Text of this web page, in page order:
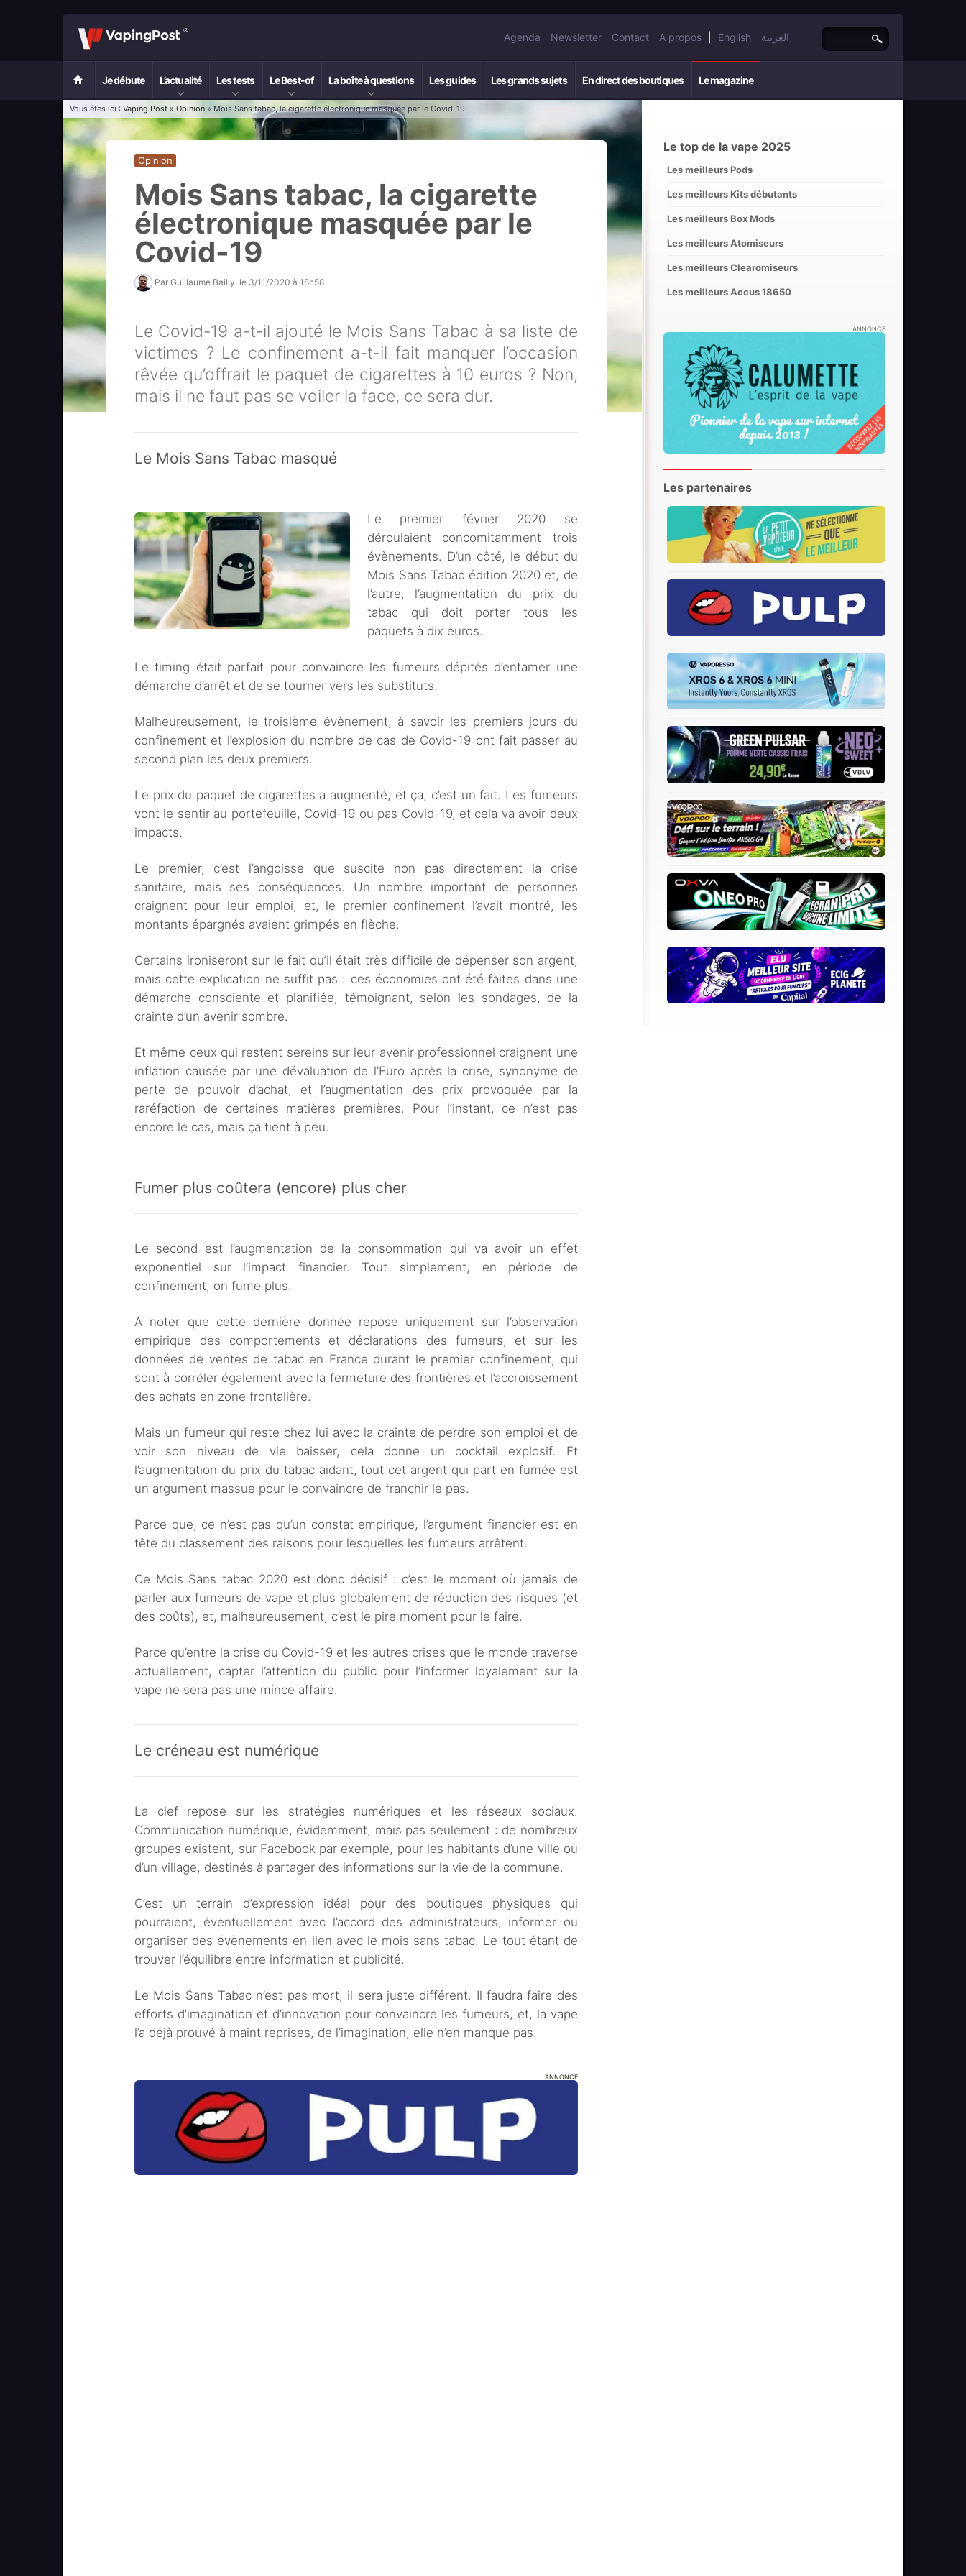
Agenda Newsletter Contact A propos English العربية
Je débute L’actualité Les tests Le Best-of La boîte à questions Les guides Les grands sujets En direct des boutiques Le magazine
Vous êtes ici : Vaping Post » Opinion » Mois Sans tabac, la cigarette électronique masquée par le Covid-19
Opinion
Mois Sans tabac, la cigarette
électronique masquée par le
Covid-19
Par Guillaume Bailly , le 3/11/2020 à 18h58
Le Covid-19 a-t-il ajouté le Mois Sans Tabac à sa liste de
victimes ? Le confinement a-t-il fait manquer l’occasion
rêvée qu’offrait le paquet de cigarettes à 10 euros ? Non,
mais il ne faut pas se voiler la face, ce sera dur.
Le Mois Sans Tabac masqué
Le premier février 2020 se
déroulaient concomitamment trois
évènements. D’un côté, le début du
Mois Sans Tabac édition 2020 et, de
l’autre, l’augmentation du prix du
tabac qui doit porter tous les
paquets à dix euros.
Le timing était parfait pour convaincre les fumeurs dépités d’entamer une
démarche d’arrêt et de se tourner vers les substituts.
Malheureusement, le troisième évènement, à savoir les premiers jours du
confinement et l’explosion du nombre de cas de Covid-19 ont fait passer au
second plan les deux premiers.
Le prix du paquet de cigarettes a augmenté, et ça, c’est un fait. Les fumeurs
vont le sentir au portefeuille, Covid-19 ou pas Covid-19, et cela va avoir deux
impacts.
Le premier, c’est l’angoisse que suscite non pas directement la crise
sanitaire, mais ses conséquences. Un nombre important de personnes
craignent pour leur emploi, et, le premier confinement l’avait montré, les
montants épargnés avaient grimpés en flèche.
Certains ironiseront sur le fait qu’il était très difficile de dépenser son argent,
mais cette explication ne suffit pas : ces économies ont été faites dans une
démarche consciente et planifiée, témoignant, selon les sondages, de la
crainte d’un avenir sombre.
Et même ceux qui restent sereins sur leur avenir professionnel craignent une
inflation causée par une dévaluation de l’Euro après la crise, synonyme de
perte de pouvoir d’achat, et l’augmentation des prix provoquée par la
raréfaction de certaines matières premières. Pour l’instant, ce n’est pas
encore le cas, mais ça tient à peu.
Fumer plus coûtera (encore) plus cher
Le second est l’augmentation de la consommation qui va avoir un effet
exponentiel sur l’impact financier. Tout simplement, en période de
confinement, on fume plus.
A noter que cette dernière donnée repose uniquement sur l’observation
empirique des comportements et déclarations des fumeurs, et sur les
données de ventes de tabac en France durant le premier confinement, qui
sont à corréler également avec la fermeture des frontières et l’accroissement
des achats en zone frontalière.
Mais un fumeur qui reste chez lui avec la crainte de perdre son emploi et de
voir son niveau de vie baisser, cela donne un cocktail explosif. Et
l’augmentation du prix du tabac aidant, tout cet argent qui part en fumée est
un argument massue pour le convaincre de franchir le pas.
Parce que, ce n’est pas qu’un constat empirique, l’argument financier est en
tête du classement des raisons pour lesquelles les fumeurs arrêtent.
Ce Mois Sans tabac 2020 est donc décisif : c’est le moment où jamais de
parler aux fumeurs de vape et plus globalement de réduction des risques (et
des coûts), et, malheureusement, c’est le pire moment pour le faire.
Parce qu’entre la crise du Covid-19 et les autres crises que le monde traverse
actuellement, capter l’attention du public pour l’informer loyalement sur la
vape ne sera pas une mince affaire.
Le créneau est numérique
La clef repose sur les stratégies numériques et les réseaux sociaux.
Communication numérique, évidemment, mais pas seulement : de nombreux
groupes existent, sur Facebook par exemple, pour les habitants d’une ville ou
d’un village, destinés à partager des informations sur la vie de la commune.
C’est un terrain d’expression idéal pour des boutiques physiques qui
pourraient, éventuellement avec l’accord des administrateurs, informer ou
organiser des évènements en lien avec le mois sans tabac. Le tout étant de
trouver l’équilibre entre information et publicité.
Le Mois Sans Tabac n’est pas mort, il sera juste différent. Il faudra faire des
efforts d’imagination et d’innovation pour convaincre les fumeurs, et, la vape
l’a déjà prouvé à maint reprises, de l’imagination, elle n’en manque pas.
ANNONCE
Le top de la vape 2025
Les meilleurs Pods
Les meilleurs Kits débutants
Les meilleurs Box Mods
Les meilleurs Atomiseurs
Les meilleurs Clearomiseurs
Les meilleurs Accus 18650
ANNONCE
Les partenaires